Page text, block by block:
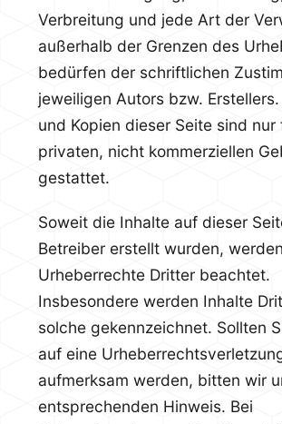
Verbreitung und jede Art der
außerhalb der Grenzen des
bedürfen der schriftlichen
jeweiligen Autors bzw.
und Kopien dieser Seite sind nur
privaten, nicht kommerziellen
gestattet.
Soweit die Inhalte auf dieser
Betreiber erstellt wurden,
Urheberrechte Dritter beachtet.
Insbesondere werden Inhalte
solche gekennzeichnet. Sollten
auf eine
aufmerksam werden, bitten wir
entsprechenden Hinweis. Bei